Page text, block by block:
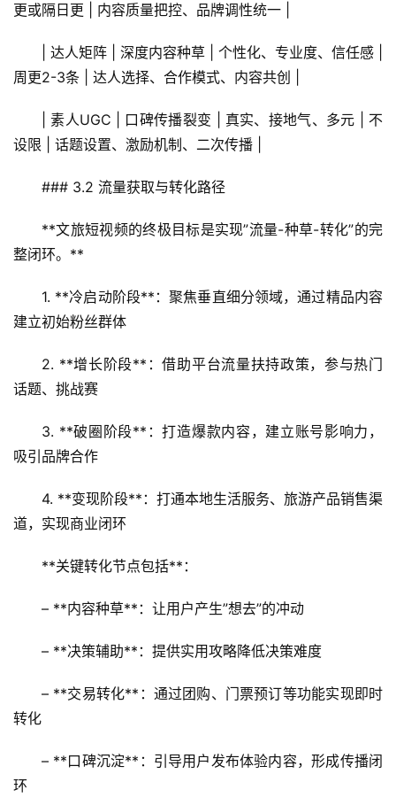
+
社
更或隔日更 | 内容质量把控、品牌调性统一 |
| 达人矩阵 | 深度内容种草 | 个性化、专业度、信任感 |
周更2-3条 | 达人选择、合作模式、内容共创 |
| 素人UGC | 口碑传播裂变 | 真实、接地气、多元 | 不
设限 | 话题设置、激励机制、二次传播 |
### 3.2 流量获取与转化路径
**文旅短视频的终极目标是实现”流量-种草-转化”的完
整闭环。**
1. **冷启动阶段**：聚焦垂直细分领域，通过精品内容
建立初始粉丝群体
2. **增长阶段**：借助平台流量扶持政策，参与热门
话题、挑战赛
3. **破圈阶段**：打造爆款内容，建立账号影响力，
吸引品牌合作
4. **变现阶段**：打通本地生活服务、旅游产品销售渠
道，实现商业闭环
**关键转化节点包括**：
– **内容种草**：让用户产生”想去”的冲动
– **决策辅助**：提供实用攻略降低决策难度
– **交易转化**：通过团购、门票预订等功能实现即时
转化
– **口碑沉淀**：引导用户发布体验内容，形成传播闭
环